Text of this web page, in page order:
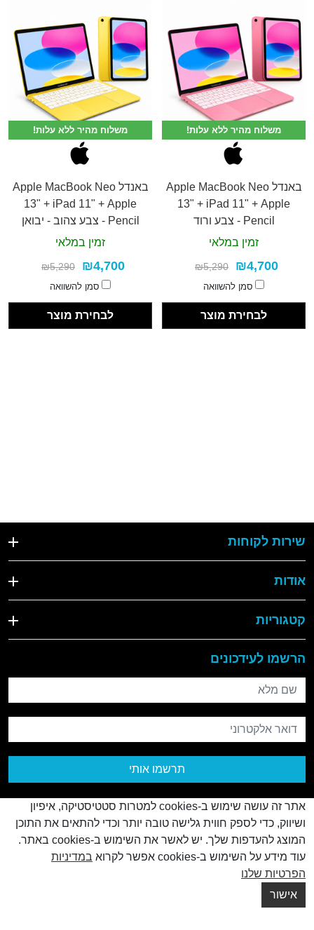
משלוח מהיר ללא עלות!
באנדל Apple MacBook Neo
13" + iPad 11" + Apple
Pencil - צבע ורוד
זמין במלאי
₪5,290 ₪4,700
סמן להשוואה
לבחירת מוצר
משלוח מהיר ללא עלות!
באנדל Apple MacBook Neo
13" + iPad 11" + Apple
Pencil - צבע צהוב - יבואן
רשמי
זמין במלאי
₪5,290 ₪4,700
סמן להשוואה
לבחירת מוצר
שירות לקוחות
אודות
קטגוריות
הרשמו לעידכונים
שם מלא
דואר אלקטרוני
תרשמו אותי
אתר זה עושה שימוש ב-cookies למטרות סטטיסטיקה, איפיון
ושיווק, כדי לספק חווית גלישה טובה יותר וכדי להתאים את התוכן
המוצג להעדפות שלך. יש לאשר את השימוש ב-cookies באתר.
עוד מידע על השימוש ב-cookies אפשר לקרוא
במדיניות
הפרטיות שלנו
אישור